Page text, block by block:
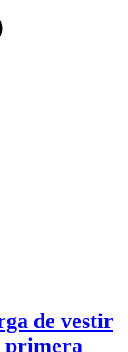
de vestir
primera